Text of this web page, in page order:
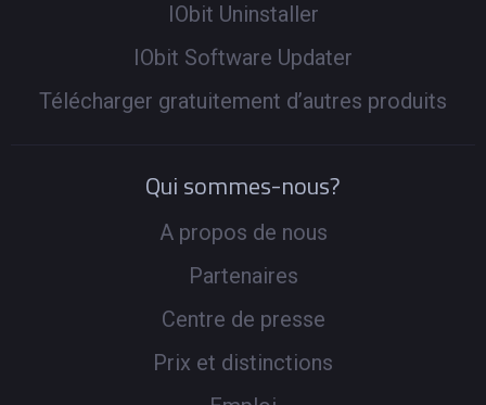
IObit Uninstaller
IObit Software Updater
Télécharger gratuitement d’autres produits
Qui sommes-nous?
A propos de nous
Partenaires
Centre de presse
Prix et distinctions